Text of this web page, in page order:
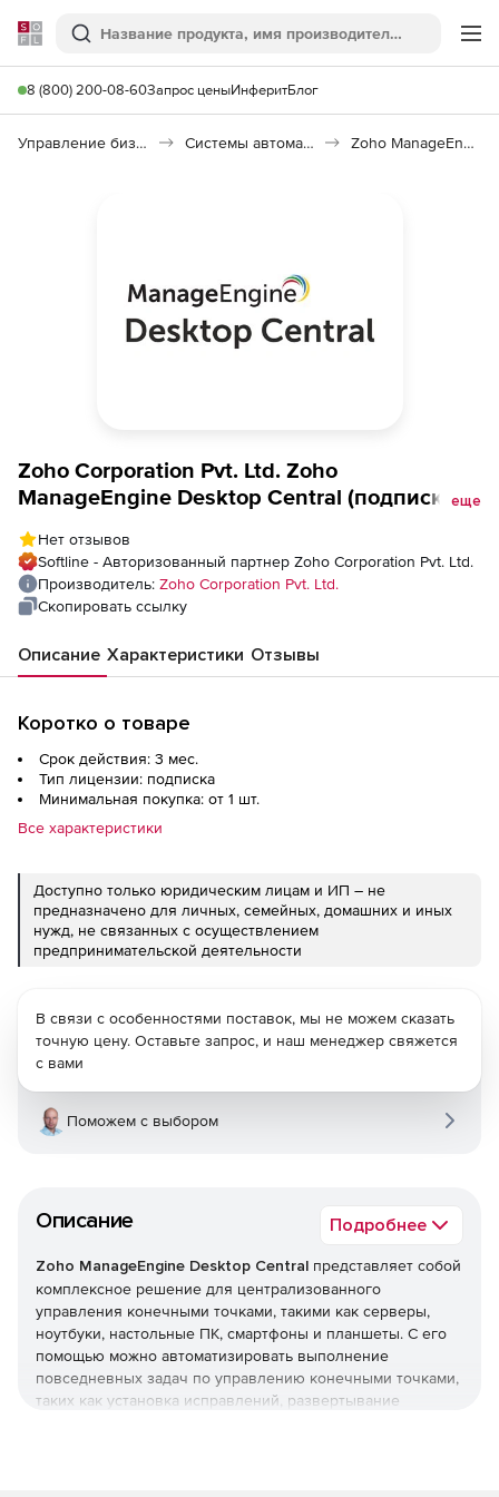
Softline
Поиск
8 (800) 200-08-60Запрос ценыИнферитБлог
Управление бизнесом, CRM/ERP Системы автоматизации Zoho ManageEngine Desktop Central
Zoho Corporation Pvt. Ltd. Zoho
ManageEngine Desktop Central (подписка
Standard Edition на 3 месяца), fee for 250
Mobile Devices
еще
Нет отзывов
Softline - Авторизованный партнер Zoho Corporation Pvt. Ltd.
Производитель: Zoho Corporation Pvt. Ltd.
Скопировать ссылку
Описание Характеристики Отзывы
Коротко о товаре
Срок действия: 3 мес.
Тип лицензии: подписка
Минимальная покупка: от 1 шт.
Все характеристики
Доступно только юридическим лицам и ИП – не
предназначено для личных, семейных, домашних и иных
нужд, не связанных с осуществлением
предпринимательской деятельности
Описание Подробнее
Zoho ManageEngine Desktop Central представляет собой
комплексное решение для централизованного
управления конечными точками, такими как серверы,
ноутбуки, настольные ПК, смартфоны и планшеты. С его
помощью можно автоматизировать выполнение
повседневных задач по управлению конечными точками,
таких как установка исправлений, развертывание
В связи с особенностями поставок, мы не можем сказать
точную цену. Оставьте запрос, и наш менеджер свяжется
с вами
Поможем с выбором